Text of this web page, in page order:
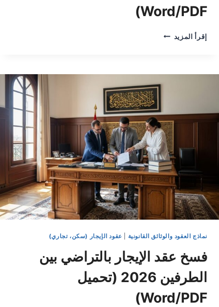
Word/PDF)
إقرأ المزيد عقد
2026
(تحميل
WORD/PDF)
نماذج العقود والوثائق القانونية عقود الإيجار (سكن، تجاري)
فسخ عقد الإيجار بالتراضي بين
الطرفين 2026 (تحميل
Word/PDF)